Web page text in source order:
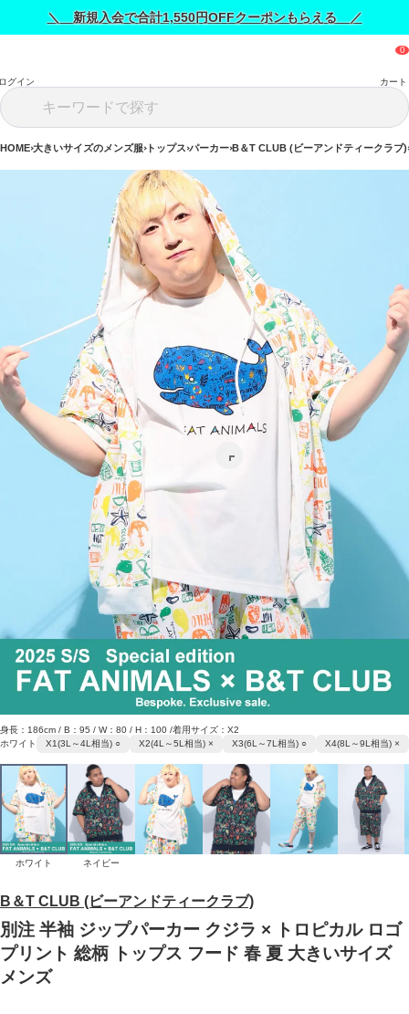
＼ 新規入会で合計1,550円OFFクーポンもらえる ／
グイン カート
HOME 大きいサイズのメンズ服 トップス パーカー B＆T CLUB (ビーアンドティークラブ)
B＆T CLUB (ビーアンドティークラブ)
別注 半袖 ジップパーカー クジラ × トロピカル ロゴ
プリント 総柄 トップス フード 春 夏 大きいサイズ
メンズ
身長：186cm / B：95 / W：80 / H：100 /着用サイズ：X2
ホワイト
X1(3L～4L相当) ○ X2(4L～5L相当) × X3(6L～7L相当) ○ X4(8L～9L相当) ×
ホワイト ネイビー